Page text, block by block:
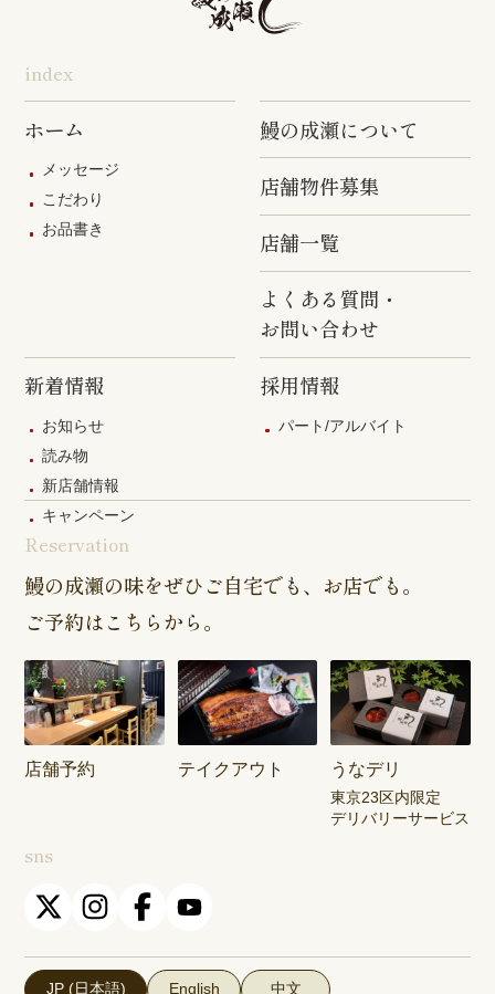
index
ホーム
メッセージ
こだわり
お品書き
鰻の成瀬について
店舗物件募集
店舗一覧
よくある質問・
お問い合わせ
新着情報
お知らせ
読み物
新店舗情報
キャンペーン
採用情報
パート/アルバイト
Reservation
鰻の成瀬の味をぜひご自宅でも、お店でも。
ご予約はこちらから。
店舗予約 テイクアウト うなデリ
東京23区内限定
デリバリーサービス
sns
JP (日本語) English 中文